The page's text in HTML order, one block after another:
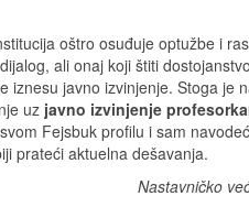
oštro osuđuje optužbe i
ali onaj koji štiti
javno izvinjenje. Stoga je
uz javno izvinjenje
Fejsbuk profilu i sam
prateći aktuelna dešavanja.
Nastavničko